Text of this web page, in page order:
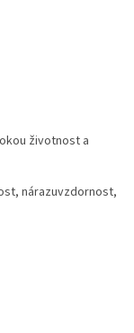
životnost a
nárazuvzdornost,